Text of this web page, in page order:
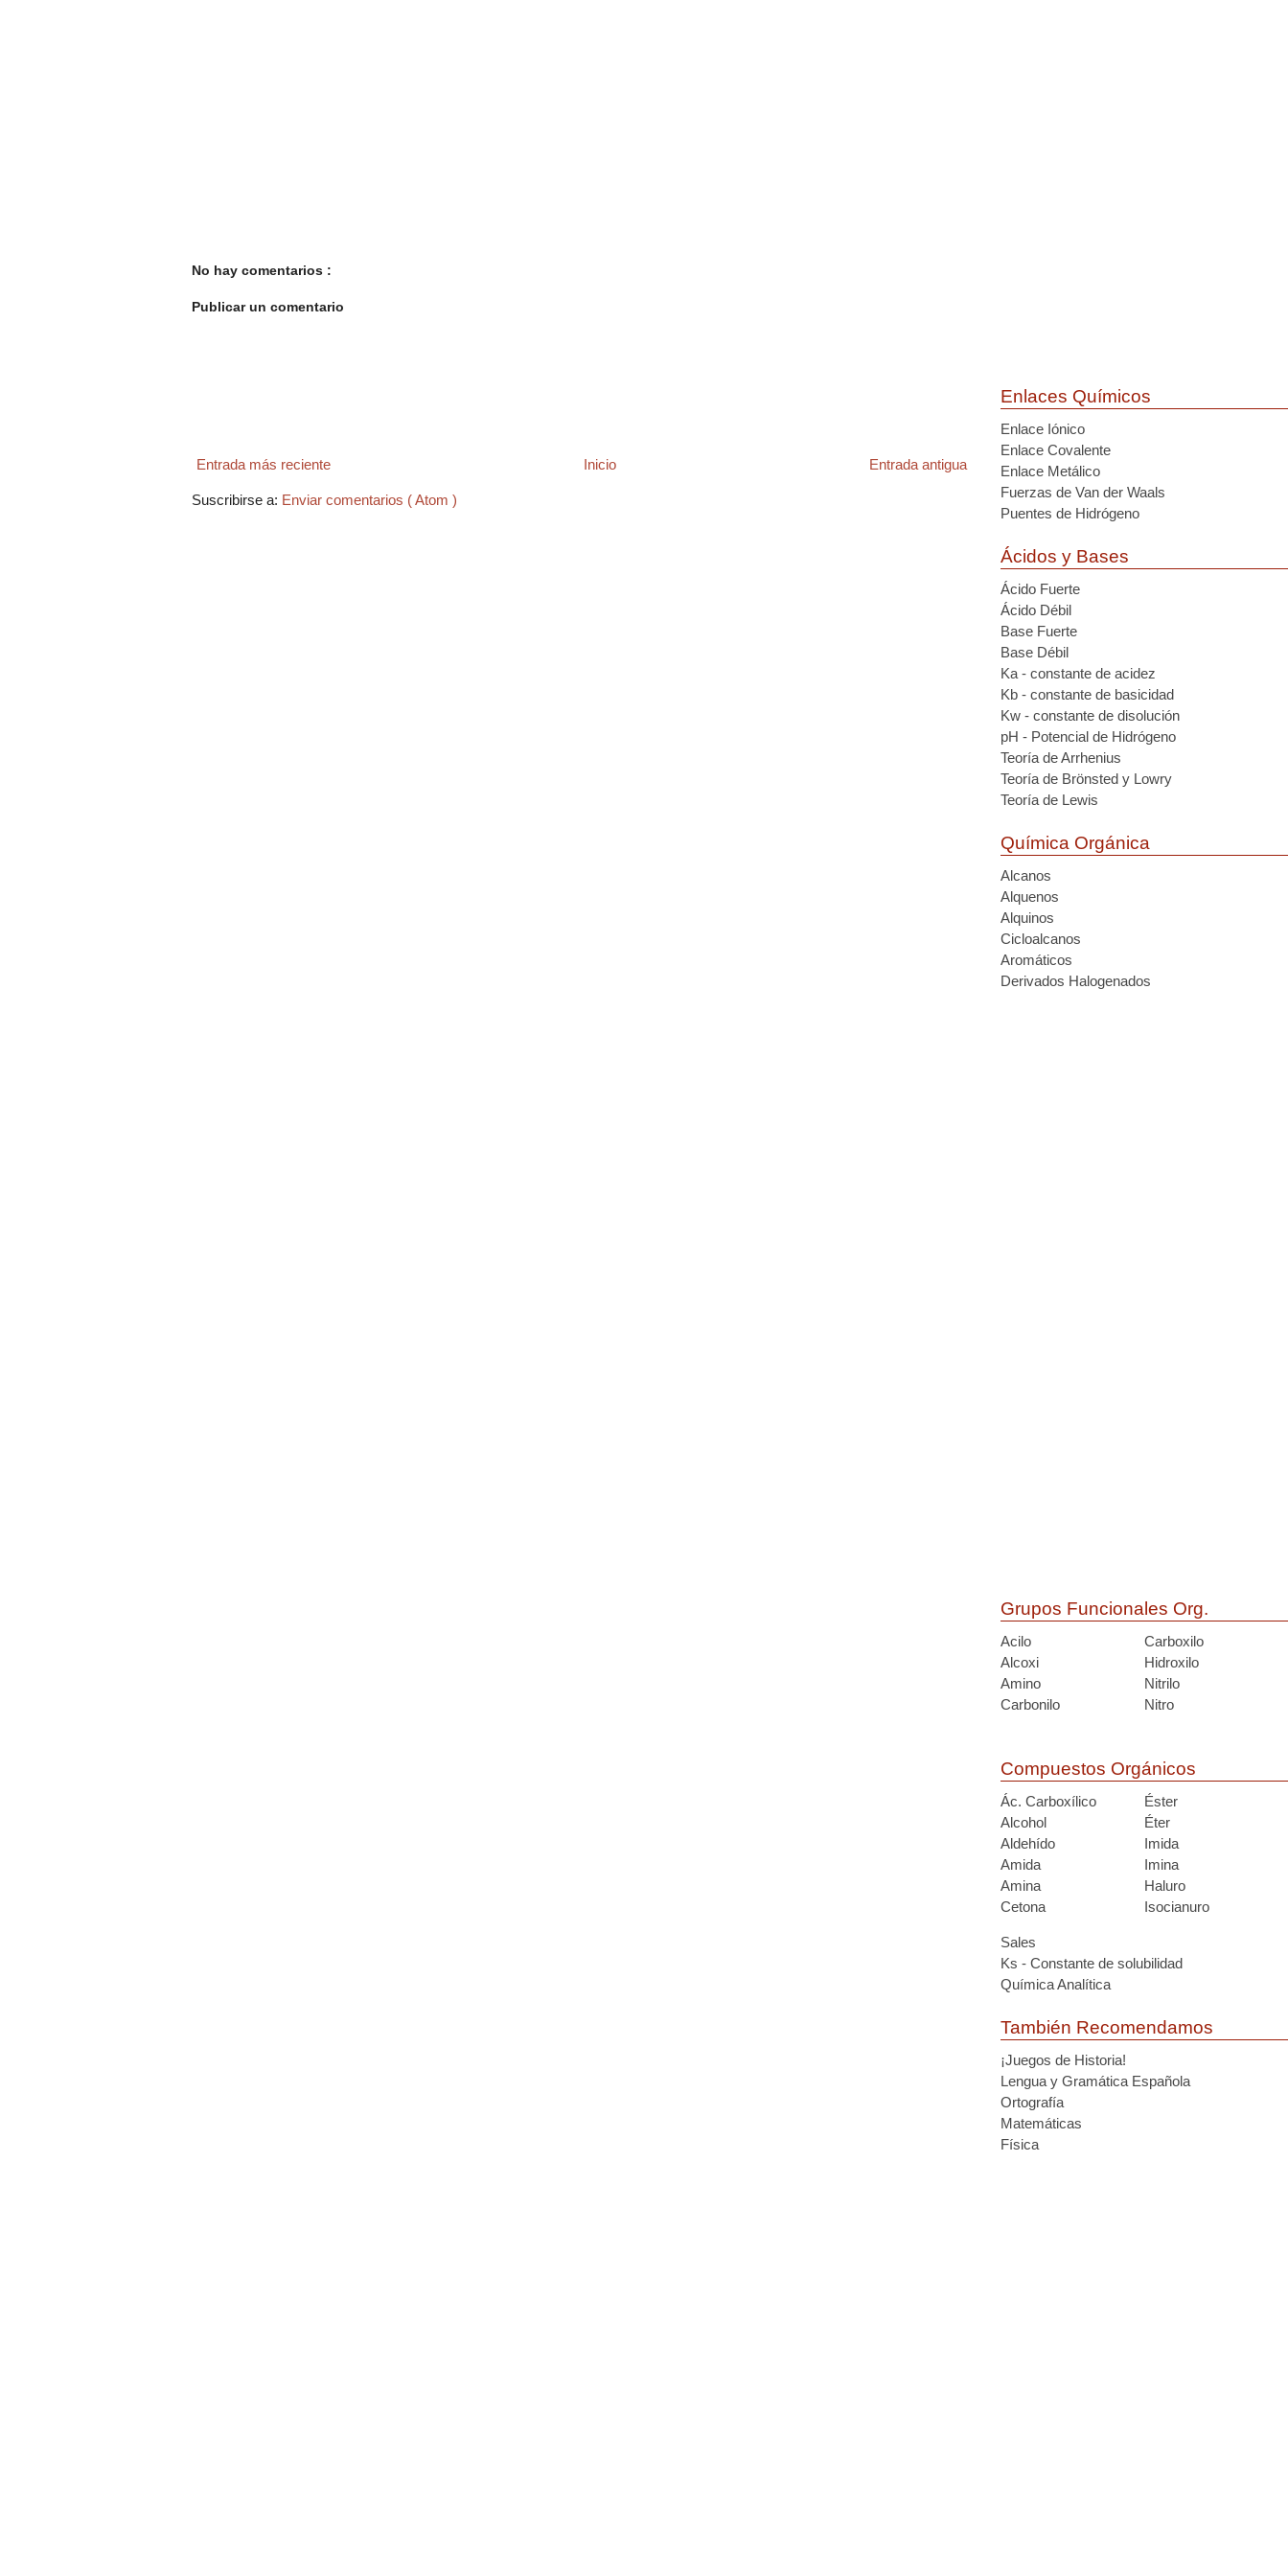
No hay comentarios :
Publicar un comentario
Entrada más reciente Entrada antigua
Inicio
Suscribirse a: Enviar comentarios ( Atom )
Enlaces Químicos
Enlace Iónico
Enlace Covalente
Enlace Metálico
Fuerzas de Van der Waals
Puentes de Hidrógeno
Ácidos y Bases
Ácido Fuerte
Ácido Débil
Base Fuerte
Base Débil
Ka - constante de acidez
Kb - constante de basicidad
Kw - constante de disolución
pH - Potencial de Hidrógeno
Teoría de Arrhenius
Teoría de Brönsted y Lowry
Teoría de Lewis
Química Orgánica
Alcanos
Alquenos
Alquinos
Cicloalcanos
Aromáticos
Derivados Halogenados
Grupos Funcionales Org.
Acilo
Carboxilo
Alcoxi
Hidroxilo
Amino
Nitrilo
Carbonilo
Nitro
Compuestos Orgánicos
Ác. Carboxílico
Éster
Alcohol
Éter
Aldehído
Imida
Amida
Imina
Amina
Haluro
Cetona
Isocianuro
Sales
Ks - Constante de solubilidad
Química Analítica
También Recomendamos
¡Juegos de Historia!
Lengua y Gramática Española
Ortografía
Matemáticas
Física